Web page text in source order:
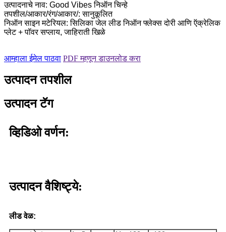
उत्पादनाचे नाव: Good Vibes निऑन चिन्हे
तपशील/आकार/रंग/आकार/: सानुकूलित
निऑन साइन मटेरियल: सिलिका जेल लीड निऑन फ्लेक्स दोरी आणि ऍक्रेलिक
प्लेट + पॉवर सप्लाय, जाहिराती खिळे
आम्हाला ईमेल पाठवा PDF म्हणून डाउनलोड करा
उत्पादन तपशील
उत्पादन टॅग
व्हिडिओ वर्णन:
उत्पादन वैशिष्ट्ये:
लीड वेळ: